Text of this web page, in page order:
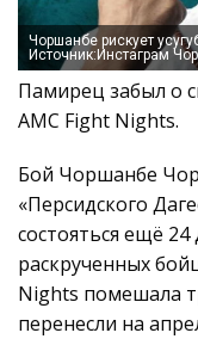
Чоршанбе рискует
Источник:Инстаграм
Памирец забыл о
AMC Fight Nights.
Бой Чоршанбе
«Персидского
состояться ещё
раскрученных
Nights помешала
перенесли на